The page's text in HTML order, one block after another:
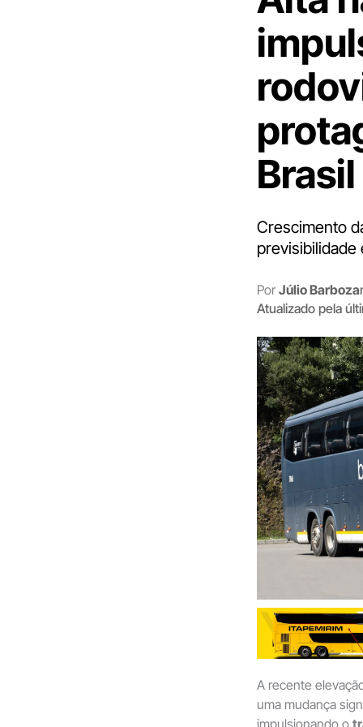
Brasil
Crescimento
previsibilidade
Por Júlio Barboza
Atualizado pela
A recente
uma mudança